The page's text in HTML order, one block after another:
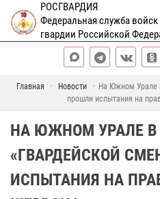
РОСГВАРДИЯ
Федеральная служба
гвардии Российской
Главная Новости
На Южном Урале
прошли испытания на
НА ЮЖНОМ УРАЛЕ В
«ГВАРДЕЙСКОЙ
ИСПЫТАНИЯ НА